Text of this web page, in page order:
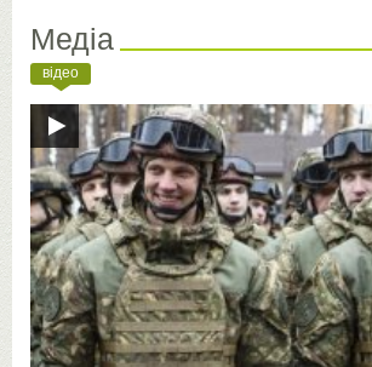
Медіа
відео